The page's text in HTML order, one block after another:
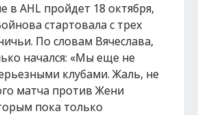
в AHL пройдет 18 октября,
стартовала с трех
По словам Вячеслава,
начался: «Мы еще не
клубами. Жаль, не
матча против Жени
пока только